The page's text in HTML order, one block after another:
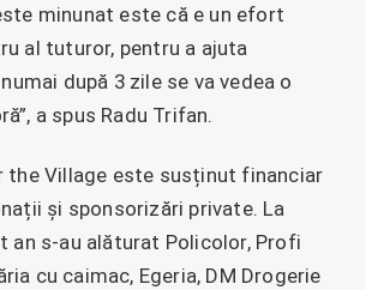
minunat este că e un efort
al tuturor, pentru a ajuta
după 3 zile se va vedea o
a spus Radu Trifan.
the Village este susținut financiar
și sponsorizări private. La
an s-au alăturat Policolor, Profi
cu caimac, Egeria, DM Drogerie